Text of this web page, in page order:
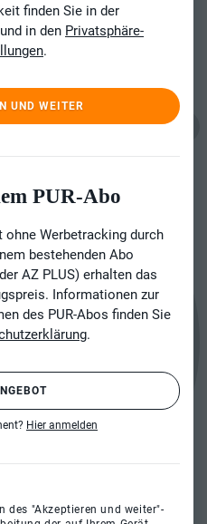
finden Sie in der
und in den Privatsphäre-
.
UND WEITER
PUR-Abo
ohne Werbetracking durch
bestehenden Abo
AZ PLUS) erhalten das
Informationen zur
des PUR-Abos finden Sie
.
Hier anmelden
des "Akzeptieren und weiter"-